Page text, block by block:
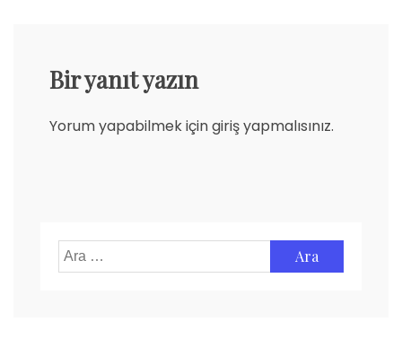
Bir yanıt yazın
Yorum yapabilmek içingiriş yapmalısınız.
Arama: